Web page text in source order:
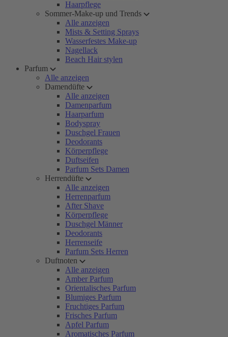
Haarpflege
Sommer-Make-up und Trends
Alle anzeigen
Mists & Setting Sprays
Wasserfestes Make-up
Nagellack
Beach Hair stylen
Parfum
Alle anzeigen
Damendüfte
Alle anzeigen
Damenparfum
Haarparfum
Bodyspray
Duschgel Frauen
Deodorants
Körperpflege
Duftseifen
Parfum Sets Damen
Herrendüfte
Alle anzeigen
Herrenparfum
After Shave
Körperpflege
Duschgel Männer
Deodorants
Herrenseife
Parfum Sets Herren
Duftnoten
Alle anzeigen
Amber Parfum
Orientalisches Parfum
Blumiges Parfum
Fruchtiges Parfum
Frisches Parfum
Apfel Parfum
Aromatisches Parfum